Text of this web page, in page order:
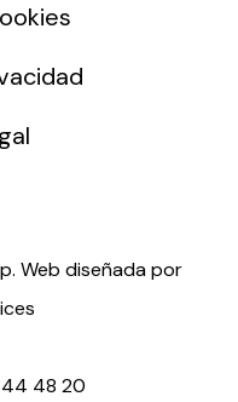
Web diseñada por
48 20